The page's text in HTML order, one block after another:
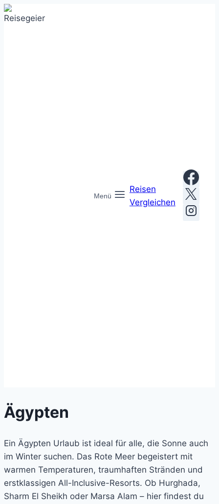
Zum
Inhalt
Menü
Reisen
Vergleichen
Ägypten
Ein Ägypten Urlaub ist ideal für alle, die Sonne auch
im Winter suchen. Das Rote Meer begeistert mit
warmen Temperaturen, traumhaften Stränden und
erstklassigen All-Inclusive-Resorts. Ob Hurghada,
Sharm El Sheikh oder Marsa Alam – hier findest du